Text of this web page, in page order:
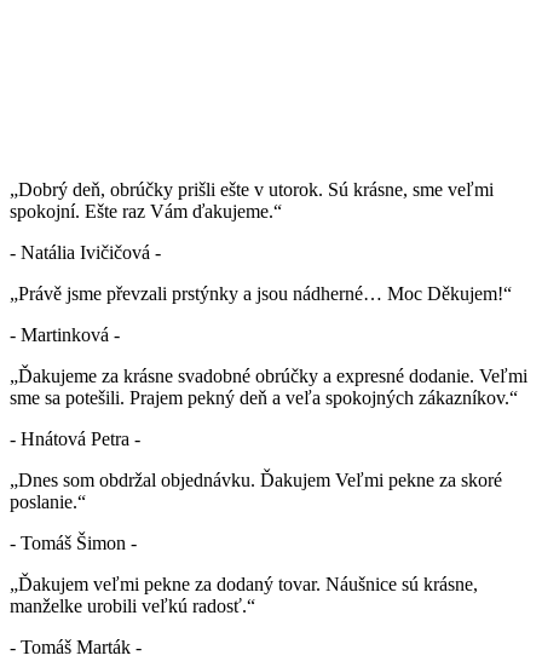
„Dobrý deň, obrúčky prišli ešte v utorok. Sú krásne, sme veľmi
spokojní. Ešte raz Vám ďakujeme.“
- Natália Ivičičová -
„Právě jsme převzali prstýnky a jsou nádherné… Moc Děkujem!“
- Martinková -
„Ďakujeme za krásne svadobné obrúčky a expresné dodanie. Veľmi
sme sa potešili. Prajem pekný deň a veľa spokojných zákazníkov.“
- Hnátová Petra -
„Dnes som obdržal objednávku. Ďakujem Veľmi pekne za skoré
poslanie.“
- Tomáš Šimon -
„Ďakujem veľmi pekne za dodaný tovar. Náušnice sú krásne,
manželke urobili veľkú radosť.“
- Tomáš Marták -